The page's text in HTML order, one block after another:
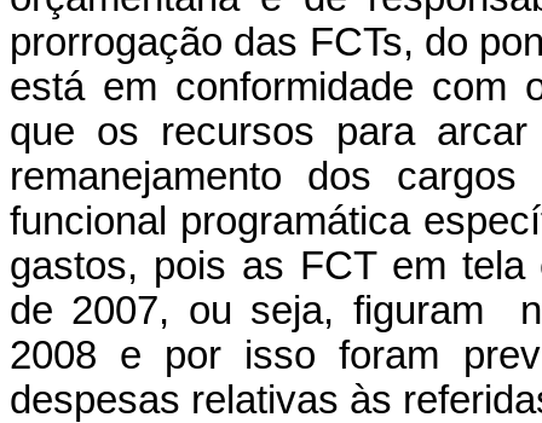
prorrogação das FCTs, do
está em conformidade com
que os recursos para
remanejamento dos
funcional programática
gastos, pois as FCT em
de 2007, ou seja, figuram
2008 e por isso foram
despesas relativas às